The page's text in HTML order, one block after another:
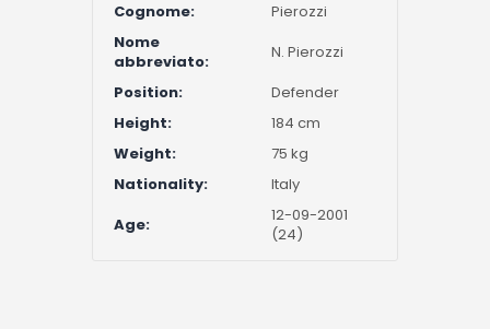
Cognome:
Pierozzi
Nome
abbreviato:
N. Pierozzi
Position:
Defender
Height:
184 cm
Weight:
75 kg
Nationality:
Italy
Age:
12-09-2001
(24)